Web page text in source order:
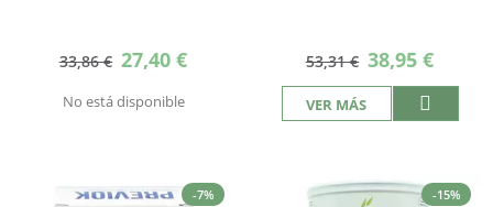
33,86 € Precio
especial
27,40 €
No está disponible
53,31 € Precio
especial
38,95 €
VER MÁS
-7% -15%